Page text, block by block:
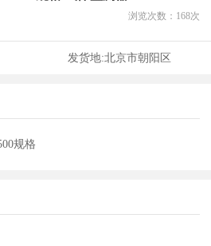
浏览次数： 168次
发货地:北京市朝阳区
规格